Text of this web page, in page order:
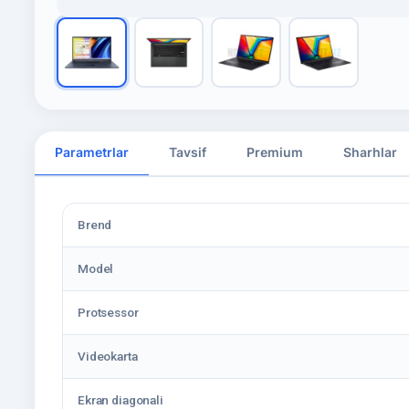
Parametrlar Tavsif Premium Sharhlar
Brend
Model
Protsessor
Videokarta
Ekran diagonali